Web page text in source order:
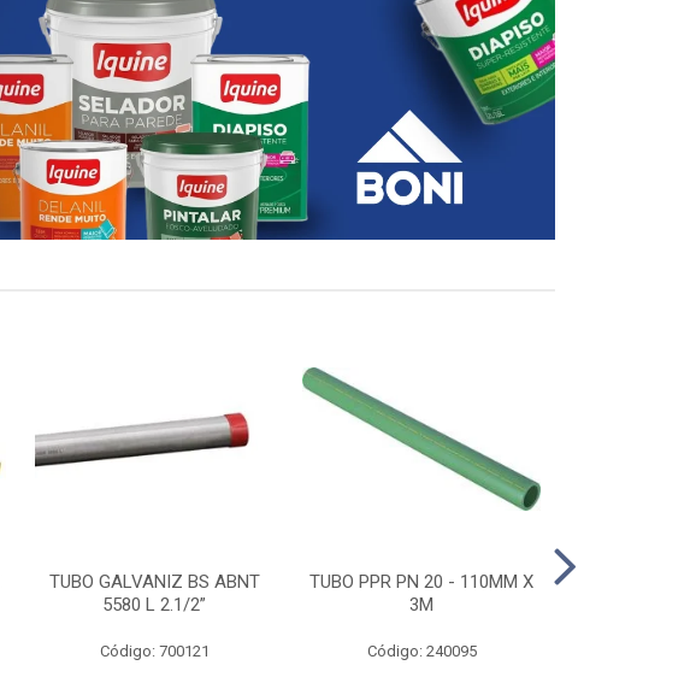
TUBO GALVANIZ BS ABNT
5580 L 2.1/2”
Código: 700121
TUBO PPR PN 20 - 110MM X
3M
Código: 240095